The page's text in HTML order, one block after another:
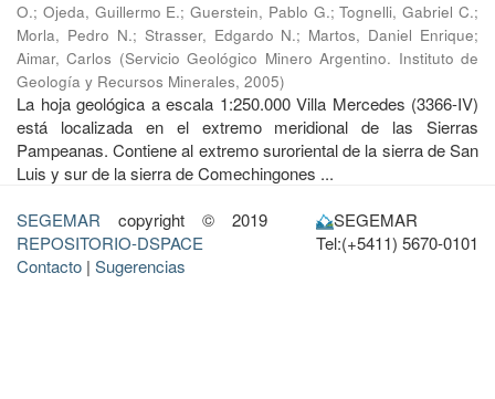
O.; Ojeda, Guillermo E.;Guerstein, Pablo G.;Tognelli, Gabriel C.;
Morla, Pedro N.; Strasser, Edgardo N.; Martos, Daniel Enrique;
Aimar, Carlos (Servicio Geológico Minero Argentino. Instituto de
Geología y Recursos Minerales, 2005)
La hoja geológica a escala 1:250.000 Villa Mercedes (3366-IV)
está localizada en el extremo meridional de las Sierras
Pampeanas. Contiene al extremo suroriental de la sierra de San
Luis y sur de la sierra de Comechingones ...
SEGEMAR copyright © 2019
REPOSITORIO-DSPACE
Contacto | Sugerencias
SEGEMAR
Tel:(+5411) 5670-0101